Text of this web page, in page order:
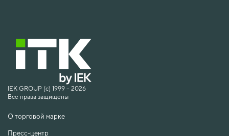
IEK GROUP (c) 1999 – 2026
Все права защищены
О торговой марке
Пресс-центр